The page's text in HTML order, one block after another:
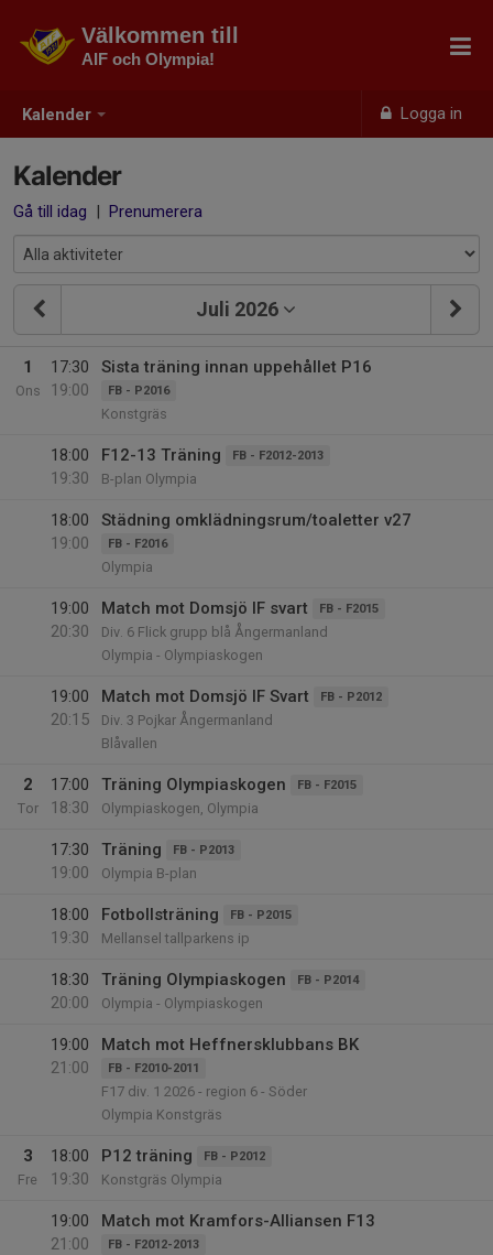
Kalender Logga in
Välkommen till
AIF och Olympia!
Kalender
Gå till idag | Prenumerera
Juli 2026
1
Ons
17:30
19:00
Sista träning innan uppehållet P16
FB - P2016
Konstgräs
18:00
19:30
F12-13 Träning FB - F2012-2013
B-plan Olympia
18:00
19:00
Städning omklädningsrum/toaletter v27
FB - F2016
Olympia
19:00
20:30
Match mot Domsjö IF svart FB - F2015
Div. 6 Flick grupp blå Ångermanland
Olympia - Olympiaskogen
19:00
20:15
Match mot Domsjö IF Svart FB - P2012
Div. 3 Pojkar Ångermanland
Blåvallen
2
Tor
17:00
18:30
Träning Olympiaskogen FB - F2015
Olympiaskogen, Olympia
17:30
19:00
Träning FB - P2013
Olympia B-plan
18:00
19:30
Fotbollsträning FB - P2015
Mellansel tallparkens ip
18:30
20:00
Träning Olympiaskogen FB - P2014
Olympia - Olympiaskogen
19:00
21:00
Match mot Heffnersklubbans BK
FB - F2010-2011
F17 div. 1 2026 - region 6 - Söder
Olympia Konstgräs
3
Fre
18:00
19:30
P12 träning FB - P2012
Konstgräs Olympia
19:00
21:00
Match mot Kramfors-Alliansen F13
FB - F2012-2013